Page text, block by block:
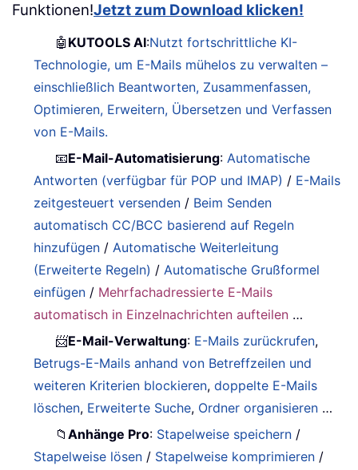
Funktionen!Jetzt zum Download klicken!
🤖 KUTOOLS AI:Nutzt fortschrittliche KI-
Technologie, um E-Mails mühelos zu verwalten –
einschließlich Beantworten, Zusammenfassen,
Optimieren, Erweitern, Übersetzen und Verfassen
von E-Mails.
📧E-Mail-Automatisierung:Automatische
Antworten (verfügbar für POP und IMAP) / E-Mails
zeitgesteuert versenden / Beim Senden
automatisch CC/BCC basierend auf Regeln
hinzufügen /Automatische Weiterleitung
(Erweiterte Regeln) /Automatische Grußformel
einfügen / Mehrfachadressierte E-Mails
automatisch in Einzelnachrichten aufteilen …
📨E-Mail-Verwaltung: E-Mails zurückrufen,
Betrugs-E-Mails anhand von Betreffzeilen und
weiteren Kriterien blockieren,doppelte E-Mails
löschen, Erweiterte Suche, Ordner organisieren …
📁Anhänge Pro: Stapelweise speichern /
Stapelweise lösen / Stapelweise komprimieren /